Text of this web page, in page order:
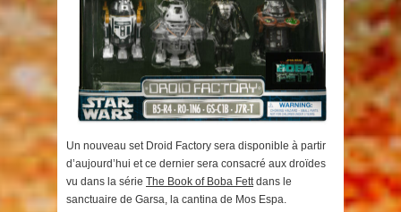
Un nouveau set Droid Factory sera disponible à partir
d’aujourd’hui et ce dernier sera consacré aux droïdes
vu dans la série The Book of Boba Fettdans le
sanctuaire de Garsa, la cantina de Mos Espa.